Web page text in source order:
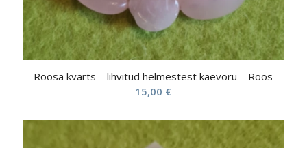
Roosa kvarts – lihvitud helmestest käevõru – Roos
15,00 €